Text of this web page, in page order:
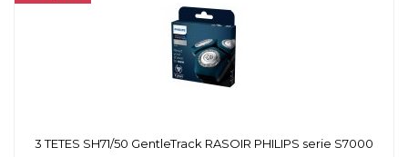
3 TETES SH71/50 GentleTrack RASOIR PHILIPS serie S7000